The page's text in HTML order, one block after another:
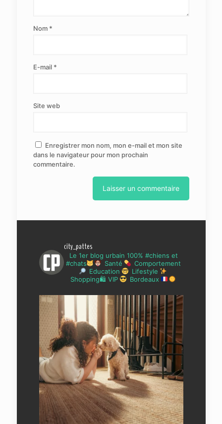
Nom *
E-mail *
Site web
Enregistrer mon nom, mon e-mail et mon site
dans le navigateur pour mon prochain
commentaire.
city_pattes
Le 1er blog urbain 100% #chiens et
#chats
Santé
Comportement
Education
Lifestyle
Shopping🛍 VIP
Bordeaux